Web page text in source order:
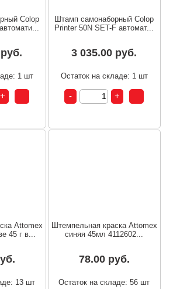
Colop
1 шт
Штамп самонаборный Colop
Printer 50N SET-F автомат...
3 035.00 руб.
Остаток на складе: 1 шт
Attomex
45 г в...
13 шт
Штемпельная краска Attomex
синяя 45мл 4112602...
78.00 руб.
Остаток на складе: 56 шт